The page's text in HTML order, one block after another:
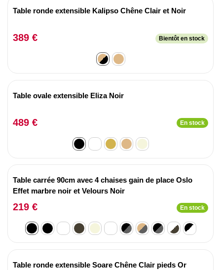
Table ronde extensible Kalipso Chêne Clair et Noir
389 € Bientôt en stock
Table ovale extensible Eliza Noir
489 € En stock
Table carrée 90cm avec 4 chaises gain de place Oslo
Effet marbre noir et Velours Noir
219 € En stock
Table ronde extensible Soare Chêne Clair pieds Or